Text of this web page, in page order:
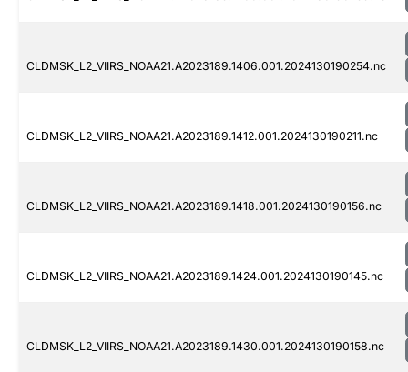
CLDMSK_L2_VIIRS_NOAA21.A2023189.1406.001.2024130190254.nc
CLDMSK_L2_VIIRS_NOAA21.A2023189.1412.001.2024130190211.nc
CLDMSK_L2_VIIRS_NOAA21.A2023189.1418.001.2024130190156.nc
CLDMSK_L2_VIIRS_NOAA21.A2023189.1424.001.2024130190145.nc
CLDMSK_L2_VIIRS_NOAA21.A2023189.1430.001.2024130190158.nc